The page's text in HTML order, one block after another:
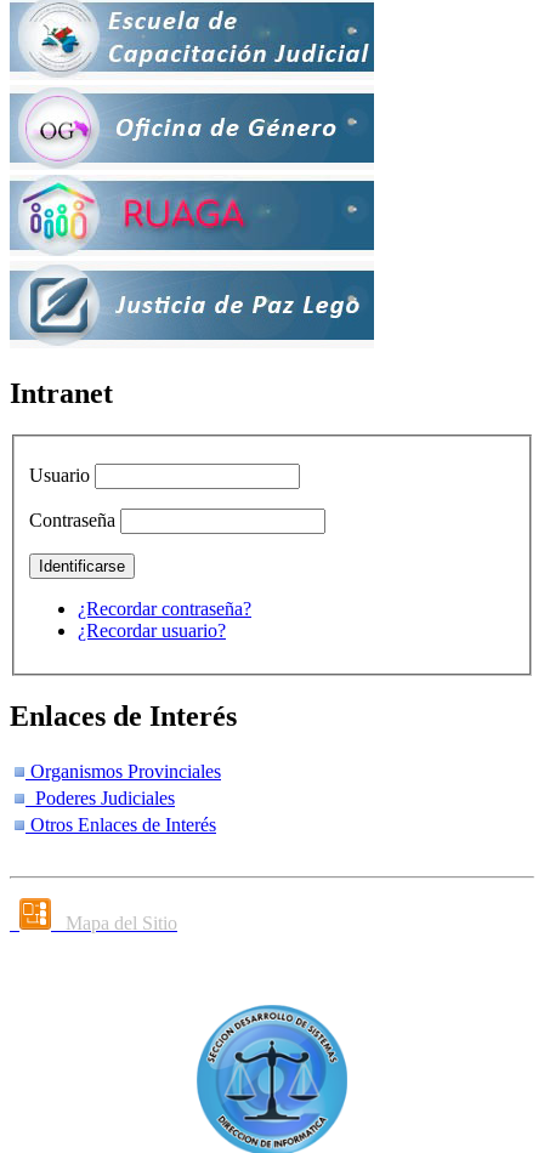
Intranet
Usuario
Contraseña
¿Recordar contraseña?
¿Recordar usuario?
Enlaces de Interés
Organismos Provinciales
Poderes Judiciales
Otros Enlaces de Interés
Mapa del Sitio